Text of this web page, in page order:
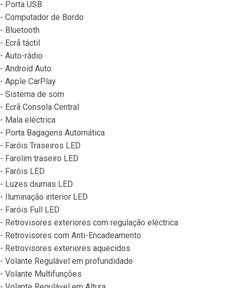
- Porta USB
- Computador de Bordo
- Bluetooth
- Ecrã táctil
- Auto-rádio
- Android Auto
- Apple CarPlay
- Sistema de som
- Ecrã Consola Central
- Mala eléctrica
- Porta Bagagens Automática
- Faróis Traseiros LED
- Farolim traseiro LED
- Faróis LED
- Luzes diurnas LED
- Iluminação interior LED
- Faróis Full LED
- Retrovisores exteriores com regulação eléctrica
- Retrovisores com Anti-Encadeamento
- Retrovisores exteriores aquecidos
- Volante Regulável em profundidade
- Volante Multifunções